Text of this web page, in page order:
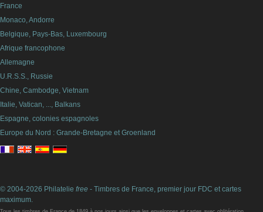
France
Monaco, Andorre
Belgique, Pays-Bas, Luxembourg
Afrique francophone
Allemagne
U.R.S.S., Russie
Chine, Cambodge, Vietnam
Italie, Vatican, ..., Balkans
Espagne, colonies espagnoles
Europe du Nord : Grande-Bretagne et Groenland
© 2004-2026 Philatelie free - Timbres de France, premier jour FDC et cartes
maximum.